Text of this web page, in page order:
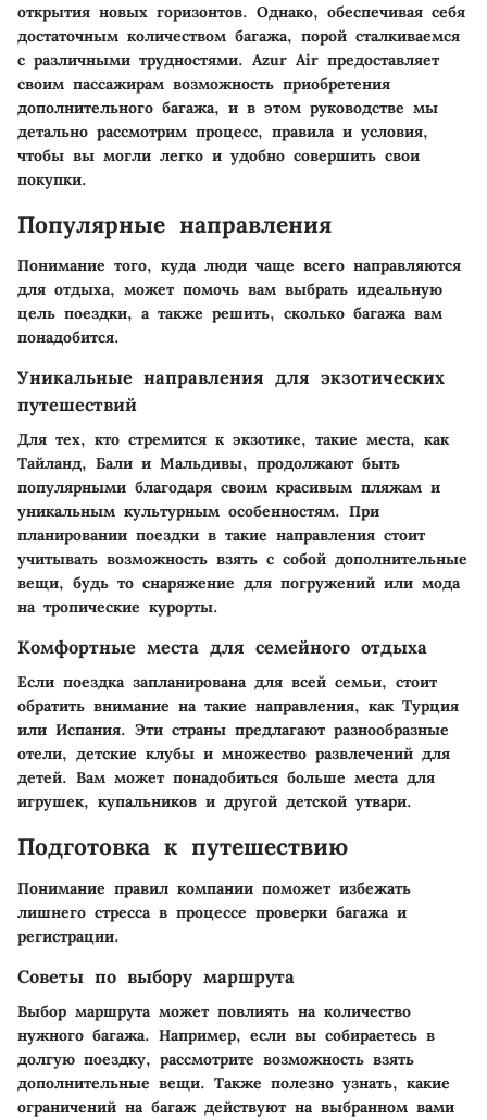
открытия новых горизонтов. Однако, обеспечивая себя
достаточным количеством багажа, порой сталкиваемся
с различными трудностями. Azur Air предоставляет
своим пассажирам возможность приобретения
дополнительного багажа, и в этом руководстве мы
детально рассмотрим процесс, правила и условия,
чтобы вы могли легко и удобно совершить свои
покупки.
Популярные направления
Понимание того, куда люди чаще всего направляются
для отдыха, может помочь вам выбрать идеальную
цель поездки, а также решить, сколько багажа вам
понадобится.
Уникальные направления для экзотических
путешествий
Для тех, кто стремится к экзотике, такие места, как
Тайланд, Бали и Мальдивы, продолжают быть
популярными благодаря своим красивым пляжам и
уникальным культурным особенностям. При
планировании поездки в такие направления стоит
учитывать возможность взять с собой дополнительные
вещи, будь то снаряжение для погружений или мода
на тропические курорты.
Комфортные места для семейного отдыха
Если поездка запланирована для всей семьи, стоит
обратить внимание на такие направления, как Турция
или Испания. Эти страны предлагают разнообразные
отели, детские клубы и множество развлечений для
детей. Вам может понадобиться больше места для
игрушек, купальников и другой детской утвари.
Подготовка к путешествию
Понимание правил компании поможет избежать
лишнего стресса в процессе проверки багажа и
регистрации.
Советы по выбору маршрута
Выбор маршрута может повлиять на количество
нужного багажа. Например, если вы собираетесь в
долгую поездку, рассмотрите возможность взять
дополнительные вещи. Также полезно узнать, какие
ограничений на багаж действуют на выбранном вами